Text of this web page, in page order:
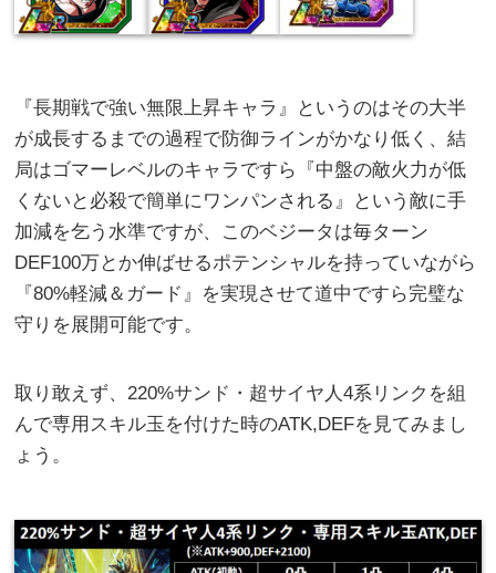
『長期戦で強い無限上昇キャラ』というのはその大半
が成長するまでの過程で防御ラインがかなり低く、結
局はゴマーレベルのキャラですら『中盤の敵火力が低
くないと必殺で簡単にワンパンされる』という敵に手
加減を乞う水準ですが、このベジータは毎ターン
DEF100万とか伸ばせるポテンシャルを持っていながら
『80%軽減＆ガード』を実現させて道中ですら完璧な
守りを展開可能です。
取り敢えず、220%サンド・超サイヤ人4系リンクを組
んで専用スキル玉を付けた時のATK,DEFを見てみまし
ょう。